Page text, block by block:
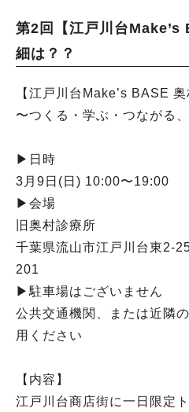
第2回【江戸川台Make’s
細は？？
【江戸川台Make’s BASE 奥
〜つくる・学ぶ・つながる
▶︎日時
3月9日(日) 10:00〜19:00
▶︎会場
旧奥村診療所
千葉県流山市江戸川台東2-
201
▶︎駐車場はございません
公共交通機関、または近隣
用ください
【内容】
江戸川台商店街に一日限定